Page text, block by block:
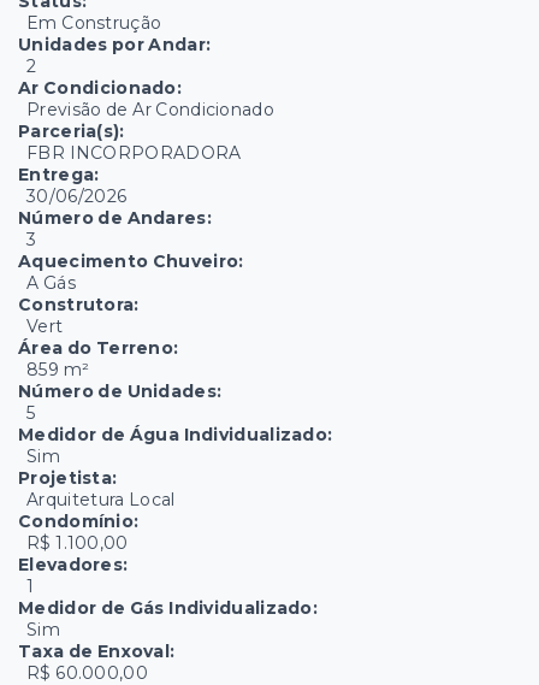
Em Construção
Unidades por Andar:
2
Ar Condicionado:
Previsão de Ar Condicionado
Parceria(s):
FBR INCORPORADORA
Entrega:
30/06/2026
Número de Andares:
3
Aquecimento Chuveiro:
A Gás
Construtora:
Vert
Área do Terreno:
859 m²
Número de Unidades:
5
Medidor de Água Individualizado:
Sim
Projetista:
Arquitetura Local
Condomínio:
R$ 1.100,00
Elevadores:
1
Medidor de Gás Individualizado:
Sim
Taxa de Enxoval:
R$ 60.000,00